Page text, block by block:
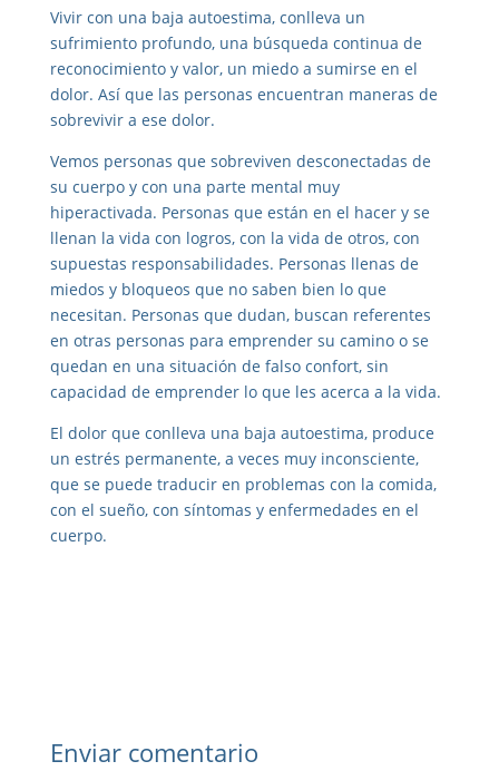
Vivir con una baja autoestima, conlleva un
sufrimiento profundo, una búsqueda continua de
reconocimiento y valor, un miedo a sumirse en el
dolor. Así que las personas encuentran maneras de
sobrevivir a ese dolor.
Vemos personas que sobreviven desconectadas de
su cuerpo y con una parte mental muy
hiperactivada. Personas que están en el hacer y se
llenan la vida con logros, con la vida de otros, con
supuestas responsabilidades. Personas llenas de
miedos y bloqueos que no saben bien lo que
necesitan. Personas que dudan, buscan referentes
en otras personas para emprender su camino o se
quedan en una situación de falso confort, sin
capacidad de emprender lo que les acerca a la vida.
El dolor que conlleva una baja autoestima, produce
un estrés permanente, a veces muy inconsciente,
que se puede traducir en problemas con la comida,
con el sueño, con síntomas y enfermedades en el
cuerpo.
Enviar comentario